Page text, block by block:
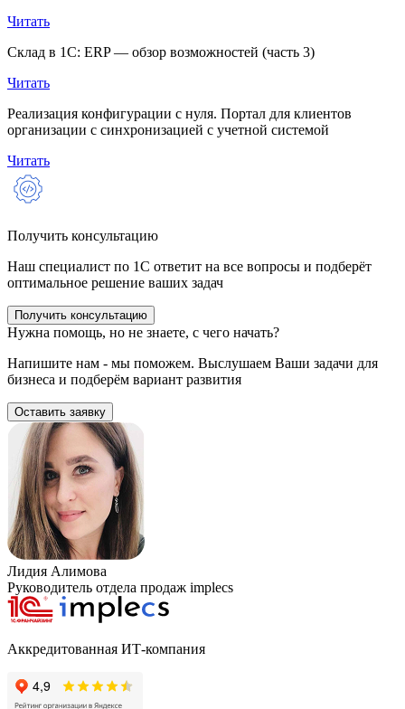
Читать
Склад в 1С: ERP — обзор возможностей (часть 3)
Читать
Реализация конфигурации с нуля. Портал для клиентов
организации с синхронизацией с учетной системой
Читать
Получить консультацию
Наш специалист по 1С ответит на все вопросы и подберёт
оптимальное решение ваших задач
Получить консультацию
Нужна помощь, но не знаете, с чего начать?
Напишите нам - мы поможем. Выслушаем Ваши задачи для
бизнеса и подберём вариант развития
Оставить заявку
Лидия Алимова
Руководитель отдела продаж implecs
Аккредитованная ИТ-компания